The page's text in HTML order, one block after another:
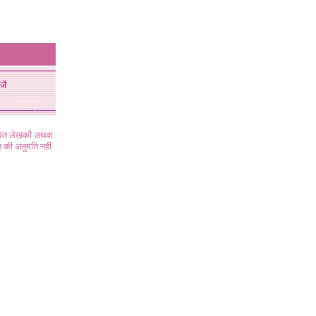
लेखकों अथवा
अनुमति नहीं